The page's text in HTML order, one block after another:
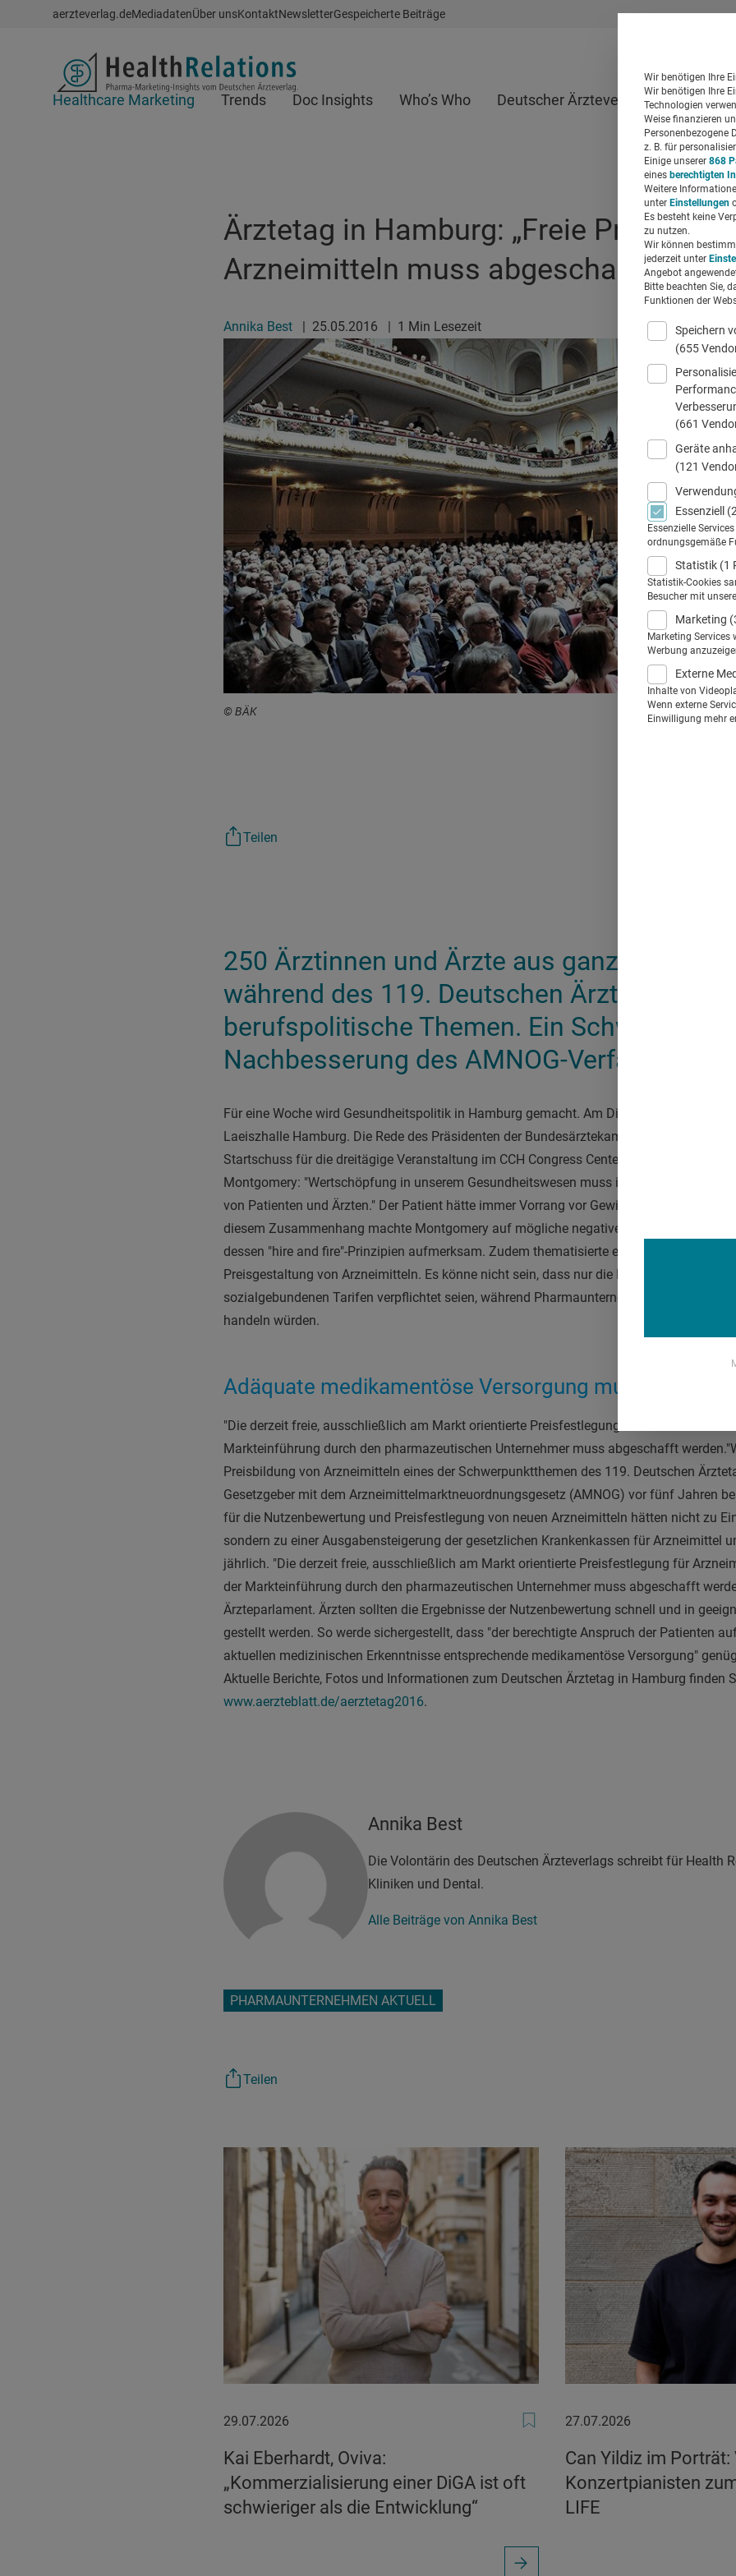
Schnellzugriff
aerzteverlag.deMediadatenÜber unsKontaktNewsletterGespeicherte Beiträge
Header
Healthcare Marketing Trends Doc Insights Who’s Who Deutscher Ärzteverlag
Ärztetag in Hamburg: „Freie
Arzneimitteln muss abgeschafft
Annika Best | 25.05.2016 | 1 Min Lesezeit
© BÄK
Teilen
250 Ärztinnen und Ärzte aus ganz
während des 119. Deutschen Ärztetag über
berufspolitische Themen. Ein
Nachbesserung des AMNOG-Verfahrens.
Für eine Woche wird Gesundheitspolitik in Hamburg gemacht. Am Dienstag eröffnete der
Laeiszhalle Hamburg. Die Rede des Präsidenten der Bundesärztekammer Frank Ulrich
Startschuss für die dreitägige Veranstaltung im CCH Congress Center Hamburg vom 24.
Montgomery: "Wertschöpfung in unserem Gesundheitswesen muss immer einhergehen
von Patienten und Ärzten." Der Patient hätte immer Vorrang vor Gewinnmaximierung und
diesem Zusammenhang machte Montgomery auf mögliche negative Folgen von
dessen "hire and fire"-Prinzipien aufmerksam. Zudem thematisierte er in seiner
Preisgestaltung von Arzneimitteln. Es könne nicht sein, dass nur die Leistungsträger
sozialgebundenen Tarifen verpflichtet seien, während Pharmaunternehmen
handeln würden.
Adäquate medikamentöse Versorgung muss
"Die derzeit freie, ausschließlich am Markt orientierte Preisfestlegung für Arzneimittel im
Markteinführung durch den pharmazeutischen Unternehmer muss abgeschafft werden."
Preisbildung von Arzneimitteln eines der Schwerpunktthemen des 119. Deutschen
Gesetzgeber mit dem Arzneimittelmarktneuordnungsgesetz (AMNOG) vor fünf Jahren
für die Nutzenbewertung und Preisfestlegung von neuen Arzneimitteln hätten nicht zu
sondern zu einer Ausgabensteigerung der gesetzlichen Krankenkassen für Arzneimittel
jährlich. "Die derzeit freie, ausschließlich am Markt orientierte Preisfestlegung für
der Markteinführung durch den pharmazeutischen Unternehmer muss abgeschafft
Ärzteparlament. Ärzten sollten die Ergebnisse der Nutzenbewertung schnell und in
gestellt werden. So werde sichergestellt, dass "der berechtigte Anspruch der Patienten
aktuellen medizinischen Erkenntnisse entsprechende medikamentöse Versorgung"
Aktuelle Berichte, Fotos und Informationen zum Deutschen Ärztetag in Hamburg finden
www.aerzteblatt.de/aerztetag2016.
Annika Best
Die Volontärin des Deutschen Ärzteverlags schreibt für Health
Kliniken und Dental.
Alle Beiträge von Annika Best
PHARMAUNTERNEHMEN AKTUELL
Teilen
29.07.2026
29.07.2026
Kai Eberhardt, Oviva:
„Kommerzialisierung einer DiGA ist oft
schwieriger als die Entwicklung“
27.07.2026
27.07.2026
Can Yildiz im Porträt:
Konzertpianisten
LIFE
Wir benötigen Ihre
Wir benötigen Ihre
Technologien
Weise finanzieren
Personenbezogene
z. B. für
Einige unserer 868
eines berechtigten
Weitere
unter Einstellungen
Es besteht keine
zu nutzen.
Wir können
jederzeit unter
Angebot
Bitte beachten Sie,
Funktionen der
Speichern
(655
(661
Geräte
(121
Essenziell
Essenzielle
ordnungsgemäße
Statistik (1
Statistik-Cookies
Besucher mit
Marketing
Marketing
Werbung
Externe
Inhalte von
Wenn externe
Einwilligung mehr